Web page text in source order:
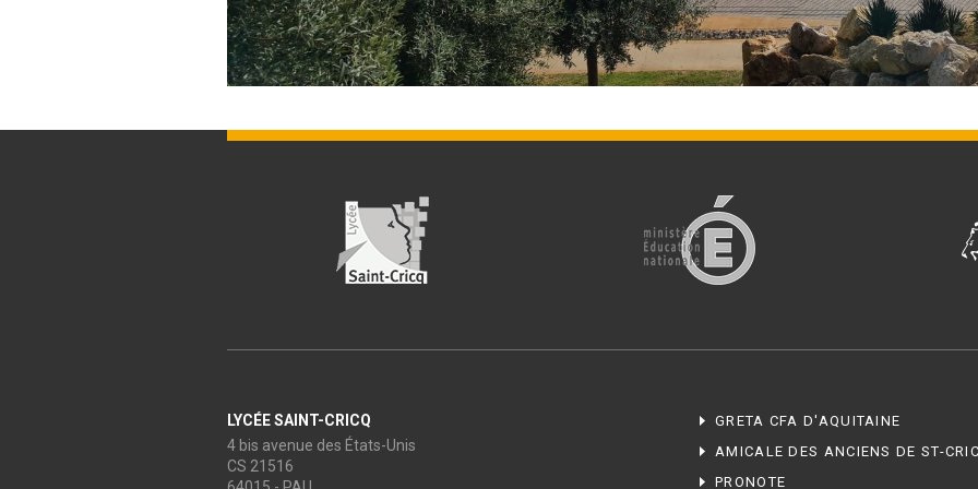
LYCÉE SAINT-CRICQ
4 bis avenue des États-Unis
CS 21516
GRETA CFA D'AQUITAINE
AMICALE DES ANCIENS DE ST-
PRONOTE